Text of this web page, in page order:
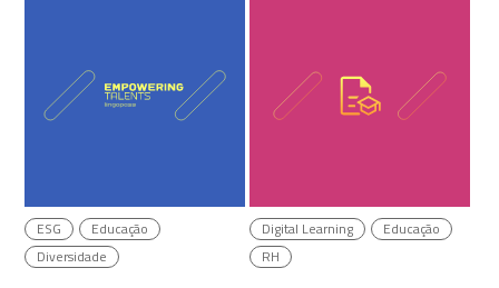
ESG
Educação
Diversidade
Digital Learning
Educação
RH